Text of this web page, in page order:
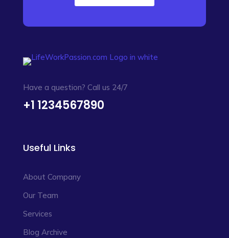
Have a question? Call us 24/7
+1 1234567890
Useful Links
About Company
Our Team
Services
Blog Archive